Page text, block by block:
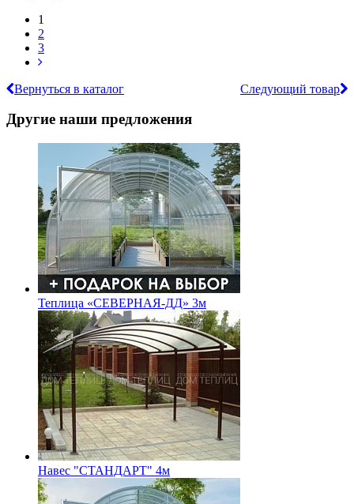
1
2
3
Вернуться в каталог Следующий товар
Другие наши предложения
Теплица «СЕВЕРНАЯ-ДД» 3м
Навес "СТАНДАРТ" 4м